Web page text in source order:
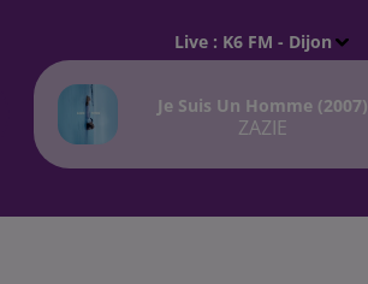
Live : K6 FM - Dijon
Je Suis Un Homme (2007)
ZAZIE